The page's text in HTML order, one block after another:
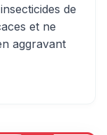
de
et ne
aggravant